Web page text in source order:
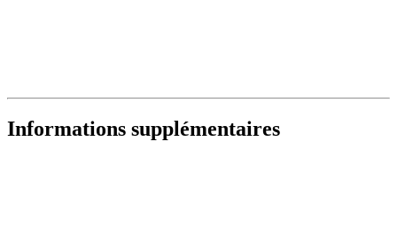
Informations supplémentaires